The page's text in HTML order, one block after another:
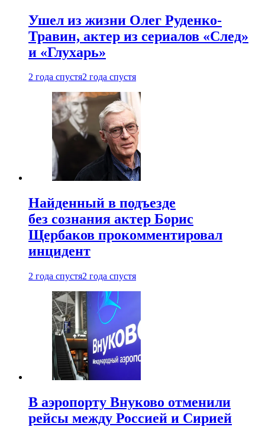
Ушел из жизни Олег Руденко-
Травин, актер из сериалов «След»
и «Глухарь»
2 года спустя2 года спустя
Найденный в подъезде
без сознания актер Борис
Щербаков прокомментировал
инцидент
2 года спустя2 года спустя
В аэропорту Внуково отменили
рейсы между Россией и Сирией